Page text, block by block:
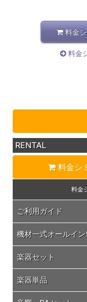
料金シ
料金
RENTAL
料金シ
料金
ご利用ガイド
機材一式オールイ
楽器セット
楽器単品